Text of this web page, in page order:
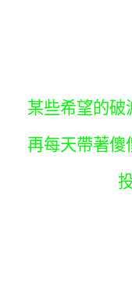
某些希望的破
再每天帶著傻